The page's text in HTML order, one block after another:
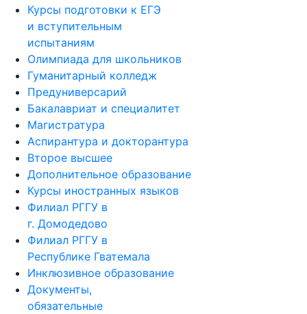
Курсы подготовки к ЕГЭ
и вступительным
испытаниям
Олимпиада для школьников
Гуманитарный колледж
Предуниверсарий
Бакалавриат и специалитет
Магистратура
Аспирантура и докторантура
Второе высшее
Дополнительное образование
Курсы иностранных языков
Филиал РГГУ в
г. Домодедово
Филиал РГГУ в
Республике Гватемала
Инклюзивное образование
Документы,
обязательные